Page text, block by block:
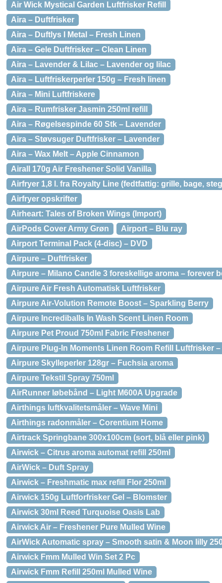
Air Wick Mystical Garden Luftfrisker Refill
Aira – Duftfrisker
Aira – Duftlys I Metal – Fresh Linen
Aira – Gele Duftfrisker – Clean Linen
Aira – Lavender & Lilac – Lavender og lilac
Aira – Luftfriskerperler 150g – Fresh linen
Aira – Mini Luftfriskere
Aira – Rumfrisker Jasmin 250ml refill
Aira – Røgelsespinde 60 Stk – Lavender
Aira – Støvsuger Duftfrisker – Lavender
Aira – Wax Melt – Apple Cinnamon
Airall 170g Air Freshener Solid Vanilla
Airfryer 1,8 l. fra Royalty Line (fedtfattig: grille, bage,
Airfryer opskrifter
Airheart: Tales of Broken Wings (Import)
AirPods Cover Army Grøn
Airport – Blu ray
Airport Terminal Pack (4-disc) – DVD
Airpure – Duftfrisker
Airpure – Milano Candle 3 foreskellige aroma – forever
Airpure Air Fresh Automatisk Luftfrisker
Airpure Air-Volution Remote Boost – Sparkling Berry
Airpure Incrediballs In Wash Scent Linen Room
Airpure Pet Proud 750ml Fabric Freshener
Airpure Plug-In Moments Linen Room Refill Luftfrisker –
Airpure Skylleperler 128gr – Fuchsia aroma
Airpure Tekstil Spray 750ml
AirRunner løbebånd – Light M600A Upgrade
Airthings luftkvalitetsmåler – Wave Mini
Airthings radonmåler – Corentium Home
Airtrack Springbane 300x100cm (sort, blå eller pink)
Airwick – Citrus aroma automat refill 250ml
AirWick – Duft Spray
Airwick – Freshmatic max refill Flor 250ml
Airwick 150g Luftforfrisker Gel – Blomster
Airwick 30ml Reed Turquoise Oasis Lab
Airwick Air – Freshener Pure Mulled Wine
AirWick Automatic spray – Smooth satin & Moon lilly
Airwick Fmm Mulled Win Set 2 Pc
Airwick Fmm Refill 250ml Mulled Wine